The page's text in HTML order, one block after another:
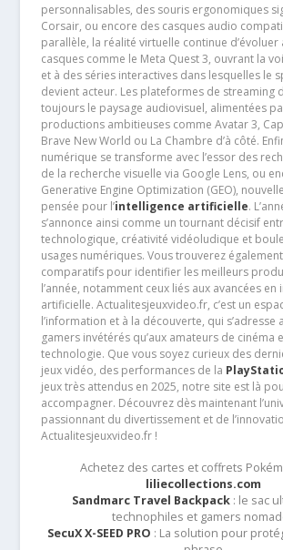
personnalisables, des souris ergonomiques
Corsair, ou encore des casques audio
parallèle, la réalité virtuelle continue d’évoluer
casques comme le Meta Quest 3, ouvrant la
et à des séries interactives dans lesquelles le
devient acteur. Les plateformes de streaming
toujours le paysage audiovisuel, alimentées
productions ambitieuses comme Avatar 3,
Brave New World ou La Chambre d’à côté.
numérique se transforme avec l’essor des
de la recherche visuelle via Google Lens, ou
Generative Engine Optimization (GEO),
pensée pour l’intelligence artificielle.
s’annonce ainsi comme un tournant décisif
technologique, créativité vidéoludique et
usages numériques. Vous trouverez
comparatifs pour identifier les meilleurs
l’année, notamment ceux liés aux avancées en
artificielle. Actualitesjeuxvideo.fr, c’est un
l’information et à la découverte, qui s’adresse
gamers invétérés qu’aux amateurs de cinéma
technologie. Que vous soyez curieux des
jeux vidéo, des performances de la
jeux très attendus en 2025, notre site est là
accompagner. Découvrez dès maintenant
passionnant du divertissement et de
Actualitesjeuxvideo.fr !
Achetez des cartes et coffrets
liliecollections.com
Sandmarc Travel Backpack : le sac
technophiles et gamers
SecuX X-SEED PRO : La solution pour